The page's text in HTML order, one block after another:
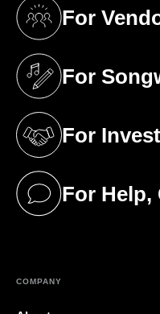
For
(opens in a
For
(opens in a
For
(opens in a
For Help,
(opens in a
COMPANY